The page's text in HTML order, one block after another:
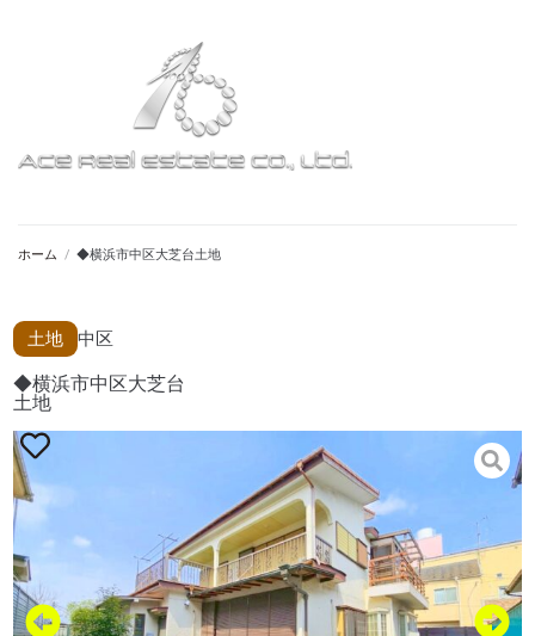
ホーム / ◆横浜市中区大芝台土地
土地 中区
◆横浜市中区大芝台
土地